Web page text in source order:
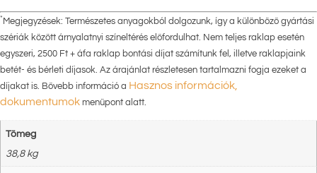
* Megjegyzések: Természetes anyagokból dolgozunk, így a különböző gyártási
szériák között árnyalatnyi színeltérés előfordulhat. Nem teljes raklap esetén
egyszeri, 2500 Ft + áfa raklap bontási díjat számítunk fel, illetve raklapjaink
betét- és bérleti díjasok. Az árajánlat részletesen tartalmazni fogja ezeket a
díjakat is. Bővebb információ a Hasznos információk,
dokumentumok menüpont alatt.
Tömeg
38,8 kg